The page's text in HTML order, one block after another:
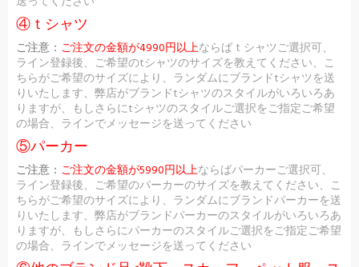
④ｔシャツ
ご注意： ご注文の金額が4990円以上ならばｔシャツご選択可、
ライン登録後、ご希望のtシャツのサイズを教えてください、こ
ちらがご希望のサイズにより、ランダムにブランドtシャツを送
りいたします、弊店がブランドtシャツのスタイルがいろいろあ
りますが、もしさらにtシャツのスタイルご選択をご指定ご希望
の場合、ラインでメッセージを送ってください
⑤パーカー
ご注意： ご注文の金額が5990円以上ならばパーカーご選択可、
ライン登録後、ご希望のパーカーのサイズを教えてください、こ
ちらがご希望のサイズにより、ランダムにブランドパーカーを送
りいたします、弊店がブランドパーカーのスタイルがいろいろあ
りますが、もしさらにパーカーのスタイルご選択をご指定ご希望
の場合、ラインでメッセージを送ってください